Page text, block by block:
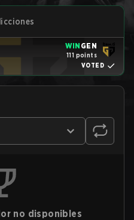
WIN GEN
111 points
VOTED
no disponibles